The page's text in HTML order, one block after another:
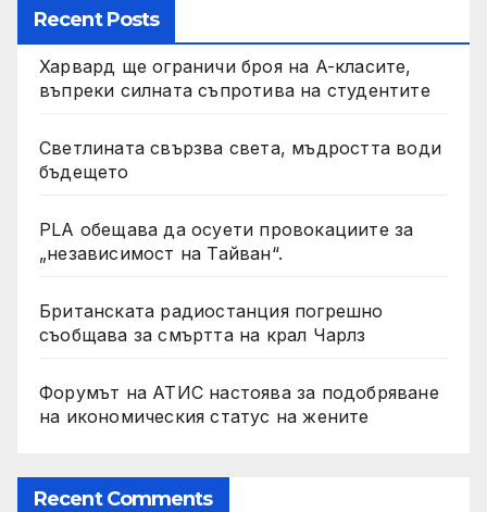
Recent Posts
Харвард ще ограничи броя на A-класите,
въпреки силната съпротива на студентите
Светлината свързва света, мъдростта води
бъдещето
PLA обещава да осуети провокациите за
„независимост на Тайван“.
Британската радиостанция погрешно
съобщава за смъртта на крал Чарлз
Форумът на АТИС настоява за подобряване
на икономическия статус на жените
Recent Comments